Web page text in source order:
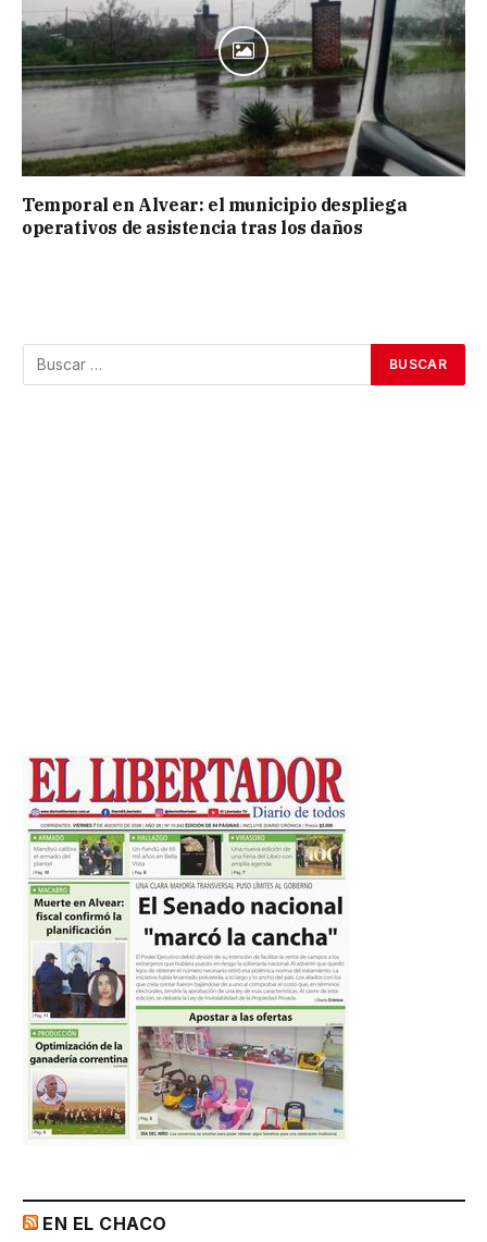
Temporal en Alvear: el municipio despliega
operativos de asistencia tras los daños
EN EL CHACO